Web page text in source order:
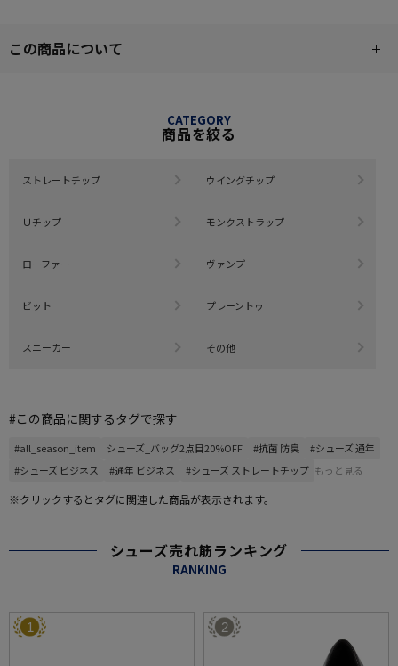
この商品について
CATEGORY
商品を絞る
ストレートチップ ウイングチップ
Ｕチップ モンクストラップ
ローファー ヴァンプ
ビット プレーントゥ
スニーカー その他
#この商品に関するタグで探す
#all_season_item シューズ_バッグ2点目20%OFF #抗菌 防臭
#シューズ 通年
#シューズ ビジネス
#通年 ビジネス #シューズ ストレートチップ もっと見る
※クリックするとタグに関連した商品が表示されます。
シューズ売れ筋ランキング
RANKING
1 2